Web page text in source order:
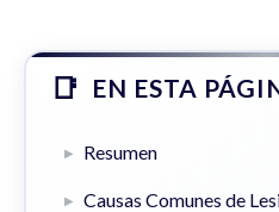
EN ESTA
Resumen
Causas Comunes de